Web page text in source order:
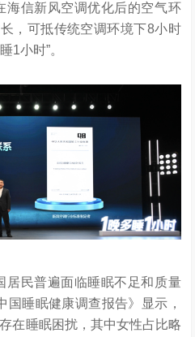
海信新风空调优化后的空气环
，可抵传统空调环境下8小时
1小时”。
居民普遍面临睡眠不足和质量
国睡眠健康调查报告》显示，
在睡眠困扰，其中女性占比略